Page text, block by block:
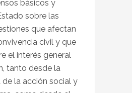
básicos y
sobre las
que afectan
civil y que
el interés general
tanto desde la
la acción social y